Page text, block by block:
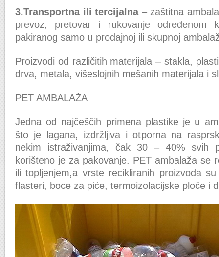
3.Transportna ili tercijalna – zaštitna
prevoz, pretovar i rukovanje određenom
pakiranog samo u prodajnoj ili skupnoj
Proizvodi od različitih materijala – stakla,
drva, metala, višeslojnih mešanih materijala i
PET AMBALAŽA
Jedna od najčeščih primena plastike je u
što je lagana, izdržljiva i otporna na
nekim istraživanjima, čak 30 – 40% svih
korišteno je za pakovanje. PET ambalaža se
ili topljenjem,a vrste recikliranih proizvoda
flasteri, boce za piće, termoizolacijske ploče i